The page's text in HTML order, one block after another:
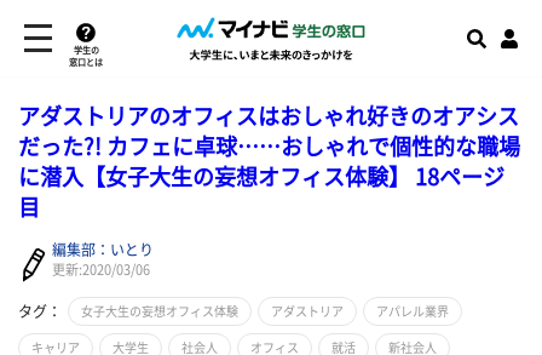
学生の
窓口とは
アダストリアのオフィスはおしゃれ好きのオアシス
だった?! カフェに卓球……おしゃれで個性的な職場
に潜入【女子大生の妄想オフィス体験】 18ページ
目
編集部：いとり
更新:2020/03/06
タグ： 女子大生の妄想オフィス体験 アダストリア アパレル業界
キャリア 大学生 社会人 オフィス 就活 新社会人